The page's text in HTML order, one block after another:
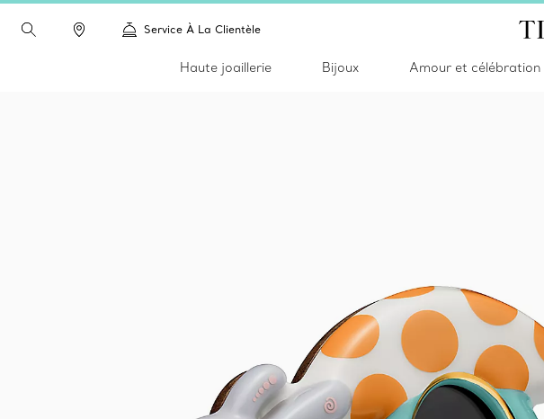
Service À La Clientèle
Haute joaillerie Bijoux Amour et célébration